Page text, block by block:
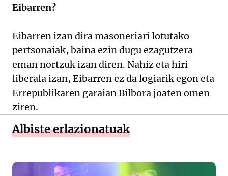
Eibarren?
Eibarren izan dira masoneriari lotutako
pertsonaiak, baina ezin dugu ezagutzera
eman nortzuk izan diren. Nahiz eta hiri
liberala izan, Eibarren ez da logiarik egon eta
Errepublikaren garaian Bilbora joaten omen
ziren.
Albiste erlazionatuak